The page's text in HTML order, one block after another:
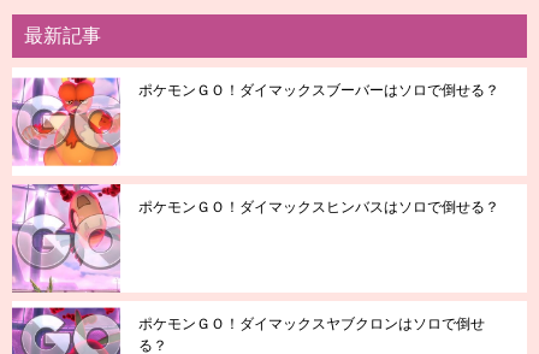
最新記事
ポケモンＧＯ！ダイマックスブーバーはソロで倒せる？
ポケモンＧＯ！ダイマックスヒンバスはソロで倒せる？
ポケモンＧＯ！ダイマックスヤブクロンはソロで倒せ
る？